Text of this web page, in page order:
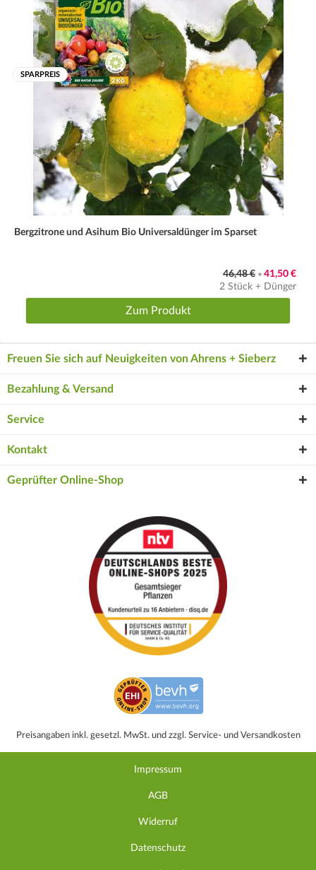
SPARPREIS
Bergzitrone und Asihum Bio Universaldünger im Sparset
46,48 € • 41,50 €
2 Stück + Dünger
Zum Produkt
Freuen Sie sich auf Neuigkeiten von Ahrens + Sieberz
Bezahlung & Versand
Service
Kontakt
Geprüfter Online-Shop
Preisangaben inkl. gesetzl. MwSt. und zzgl. Service- und Versandkosten
Impressum
AGB
Widerruf
Datenschutz